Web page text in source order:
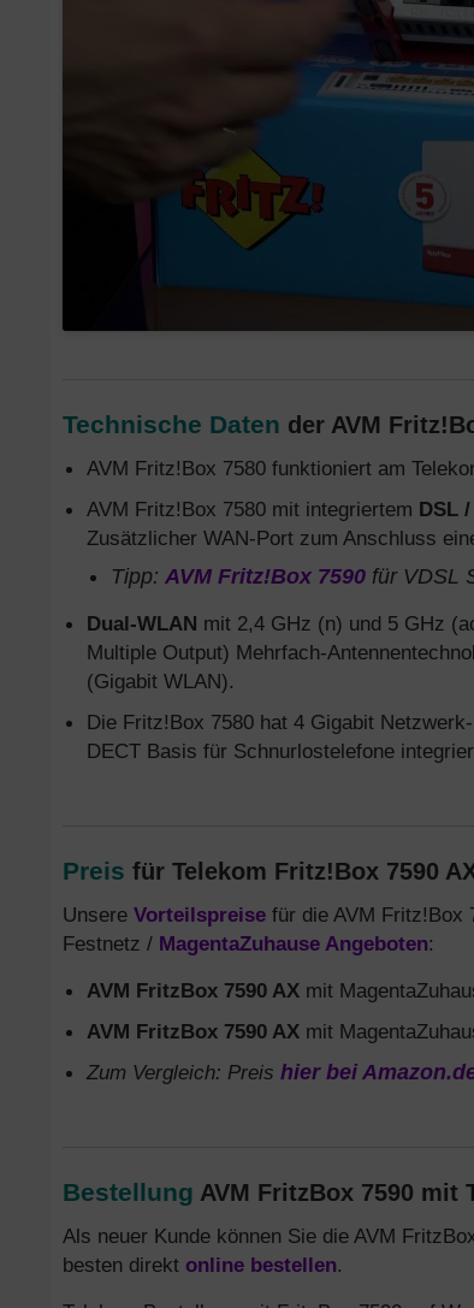
Technische Daten der AVM
AVM Fritz!Box 7580 funktioniert am
AVM Fritz!Box 7580 mit integriertem DSL
Zusätzlicher WAN-Port zum Anschluss
Tipp: AVM Fritz!Box 7590 für VDSL
Dual-WLAN mit 2,4 GHz (n) und 5 GHz
Multiple Output) Mehrfach-
(Gigabit WLAN).
Die Fritz!Box 7580 hat 4 Gigabit
DECT Basis für Schnurlostelefone
Preis für Telekom Fritz!Box 7590
Unsere Vorteilspreise für die AVM Fritz!Box
Festnetz / MagentaZuhause Angeboten:
AVM FritzBox 7590 AX mit
AVM FritzBox 7590 AX mit
Zum Vergleich: Preis hier bei
Bestellung AVM FritzBox 7590 mit
Als neuer Kunde können Sie die AVM
besten direkt online bestellen.